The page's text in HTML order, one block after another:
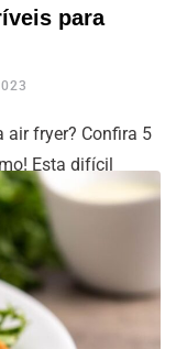
para
air fryer? Confira 5
Esta difícil
não apenas
fazer na sua air
Fryer está aqui
para você! São